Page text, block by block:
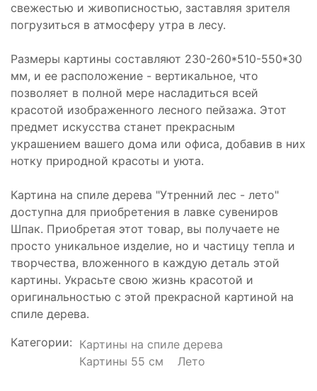
свежестью и живописностью, заставляя зрителя
погрузиться в атмосферу утра в лесу.
Размеры картины составляют 230-260*510-550*30
мм, и ее расположение - вертикальное, что
позволяет в полной мере насладиться всей
красотой изображенного лесного пейзажа. Этот
предмет искусства станет прекрасным
украшением вашего дома или офиса, добавив в них
нотку природной красоты и уюта.
Картина на спиле дерева "Утренний лес - лето"
доступна для приобретения в лавке сувениров
Шпак. Приобретая этот товар, вы получаете не
просто уникальное изделие, но и частицу тепла и
творчества, вложенного в каждую деталь этой
картины. Украсьте свою жизнь красотой и
оригинальностью с этой прекрасной картиной на
спиле дерева.
Категории: Картины на спиле дерева
Картины 55 см
Лето